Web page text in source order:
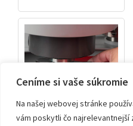
Ceníme si vaše súkromie
Na našej webovej stránke
vám poskytli čo
Brúsenie a leštenie